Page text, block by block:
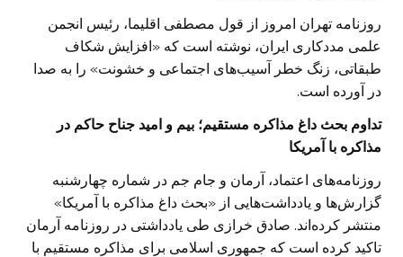
روزنامه تهران امروز از قول مصطفی اقلیما، رئیس انجمن
علمی مددکاری ایران، نوشته است که «افزایش شکاف
طبقاتی، زنگ خطر آسیب‌های اجتماعی و خشونت» را به صدا
در آورده است.
تداوم بحث داغ مذاکره مستقیم؛ بیم و امید جناح حاکم در
مذاکره با آمریکا
روزنامه‌های اعتماد، آرمان و جام جم در شماره چهارشنبه
گزارش‌ها و یادداشت‌هایی از «بحث داغ مذاکره با آمریکا»
منتشر کرده‌اند. صادق خرازی طی یادداشتی در روزنامه آرمان
تاکید کرده است که جمهوری اسلامی برای مذاکره مستقیم با